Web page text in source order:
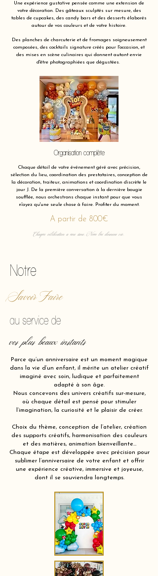
Une expérience gustative pensée comme une extension de
votre décoration. Des gâteaux sculptés sur mesure, des
tables de cupcakes, des candy bars et des desserts élaborés
autour de vos couleurs et de votre histoire.
Des planches de charcuterie et de fromages soigneusement
composées, des cocktails signature créés pour l'occasion, et
des mises en scène culinaires qui donnent autant envie
d'être photographiées que dégustées.
Organisation complète
Chaque détail de votre événement géré avec précision,
sélection du lieu, coordination des prestataires, conception de
la décoration, traiteur, animations et coordination discrète le
jour J. De la première conversation à la dernière bougie
soufflée, nous orchestrons chaque instant pour que vous
n'ayez qu'une seule chose à faire. Profiter du moment.
A partir de 800€
Chaque célébration a une âme. Nous lui donnons vie.
Notre
Savoir Faire
au service de
vos plus beaux instants
Parce qu’un anniversaire est un moment magique
dans la vie d’un enfant, il mérite un atelier créatif
imaginé avec soin, ludique et parfaitement
adapté à son âge.
Nous concevons des univers créatifs sur-mesure,
où chaque détail est pensé pour stimuler
l’imagination, la curiosité et le plaisir de créer.
Choix du thème, conception de l’atelier, création
des supports créatifs, harmonisation des couleurs
et des matières, animation bienveillante…
Chaque étape est développée avec précision pour
sublimer l’anniversaire de votre enfant et offrir
une expérience créative, immersive et joyeuse,
dont il se souviendra longtemps.